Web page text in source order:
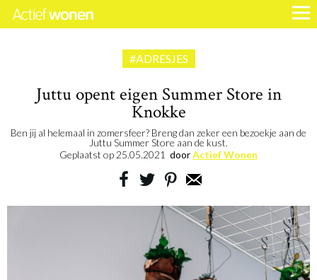
#ADRESJES
Juttu opent eigen Summer Store in
Knokke
Ben jij al helemaal in zomersfeer? Breng dan zeker een bezoekje aan de
Juttu Summer Store aan de kust.
Geplaatst op 25.05.2021 doorActief Wonen